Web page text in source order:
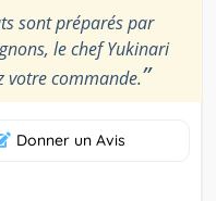
sont préparés par
le chef Yukinari
votre commande.”
Donner un Avis